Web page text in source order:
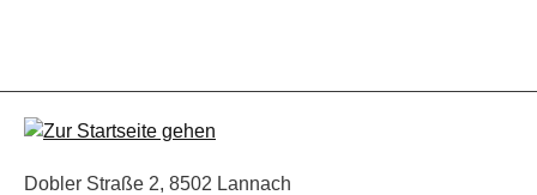
Dobler Straße 2, 8502 Lannach